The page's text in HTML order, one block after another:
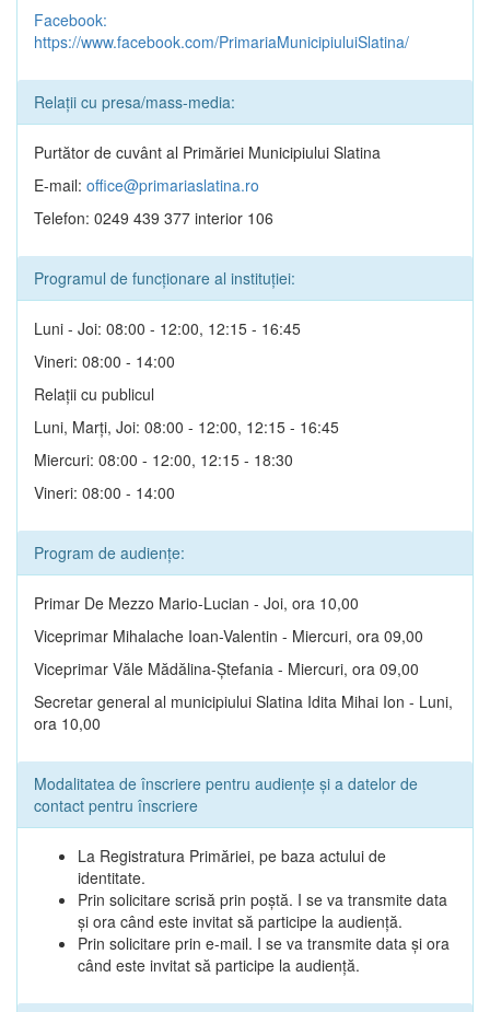
Facebook:
https://www.facebook.com/PrimariaMunicipiuluiSlatina/
Relații cu presa/mass-media:
Purtător de cuvânt al Primăriei Municipiului Slatina
E-mail: office@primariaslatina.ro
Telefon: 0249 439 377 interior 106
Programul de funcționare al instituției:
Luni - Joi: 08:00 - 12:00, 12:15 - 16:45
Vineri: 08:00 - 14:00
Relații cu publicul
Luni, Marți, Joi: 08:00 - 12:00, 12:15 - 16:45
Miercuri: 08:00 - 12:00, 12:15 - 18:30
Vineri: 08:00 - 14:00
Program de audiențe:
Primar De Mezzo Mario-Lucian - Joi, ora 10,00
Viceprimar Mihalache Ioan-Valentin - Miercuri, ora 09,00
Viceprimar Văle Mădălina-Ștefania - Miercuri, ora 09,00
Secretar general al municipiului Slatina Idita Mihai Ion - Luni,
ora 10,00
Modalitatea de înscriere pentru audiențe și a datelor de
contact pentru înscriere
La Registratura Primăriei, pe baza actului de
identitate.
Prin solicitare scrisă prin poștă. I se va transmite data
și ora când este invitat să participe la audiență.
Prin solicitare prin e-mail. I se va transmite data și ora
când este invitat să participe la audiență.